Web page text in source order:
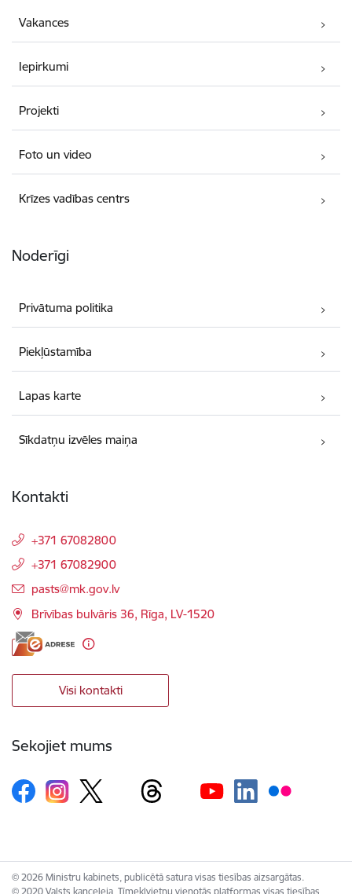
Vakances
Iepirkumi
Projekti
Foto un video
Krīzes vadības centrs
Noderīgi
Privātuma politika
Piekļūstamība
Lapas karte
Sīkdatņu izvēles maiņa
Kontakti
+371 67082800
+371 67082900
E-pasts:
pasts@mk.gov.lv
Brīvības bulvāris 36, Rīga, LV-1520
Visi kontakti
Sekojiet mums
© 2026 Ministru kabinets, publicētā satura visas tiesības aizsargātas.
© 2020 Valsts kanceleja, Tīmekļvietņu vienotās platformas visas tiesības